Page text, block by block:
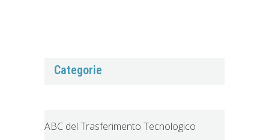
Categorie
ABC del Trasferimento Tecnologico